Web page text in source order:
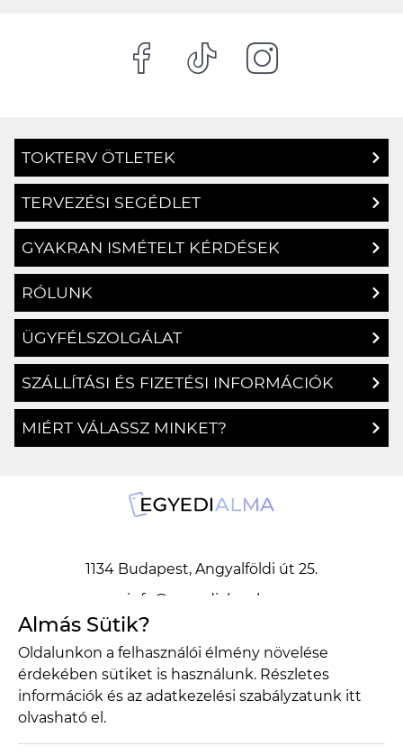
TOKTERV ÖTLETEK
TERVEZÉSI SEGÉDLET
GYAKRAN ISMÉTELT KÉRDÉSEK
RÓLUNK
ÜGYFÉLSZOLGÁLAT
SZÁLLÍTÁSI ÉS FIZETÉSI INFORMÁCIÓK
MIÉRT VÁLASSZ MINKET?
1134 Budapest, Angyalföldi út 25.
info@egyedialma.hu
1134 Budapest, Angyalföldi út 25.
info@egyedialma.hu
Almás Sütik?
Oldalunkon a felhasználói élmény növelése
érdekében sütiket is használunk. Részletes
információk és az adatkezelési szabályzatunk itt
olvasható el.